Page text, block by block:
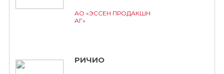
АО «ЭССЕН ПРОДАКШН
АГ»
РИЧИО